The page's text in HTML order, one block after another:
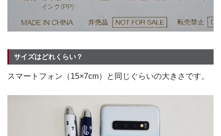
サイズはどれくらい？
スマートフォン（15×7cm）と同じぐらいの大きさです。